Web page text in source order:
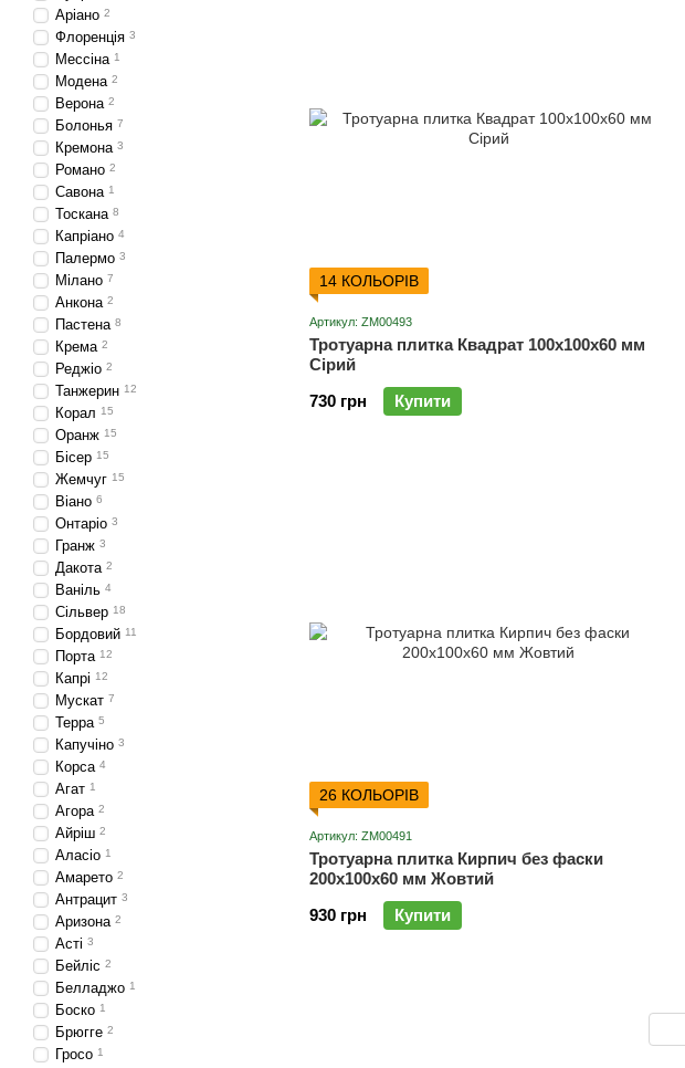
14 КОЛЬОРІВ
Артикул: ZM00493
Тротуарна плитка Квадрат 100х100х60 мм
Сірий
730 грн
Купити
26 КОЛЬОРІВ
Артикул: ZM00491
Тротуарна плитка Кирпич без фаски
200х100х60 мм Жовтий
930 грн
Купити
Аріано 2
Флоренція 3
Мессіна 1
Модена 2
Верона 2
Болонья 7
Кремона 3
Романо 2
Савона 1
Тоскана 8
Капріано 4
Палермо 3
Мілано 7
Анкона 2
Пастена 8
Крема 2
Реджіо 2
Танжерин 12
Корал 15
Оранж 15
Бісер 15
Жемчуг 15
Віано 6
Онтаріо 3
Гранж 3
Дакота 2
Ваніль 4
Сільвер 18
Бордовий 11
Порта 12
Капрі 12
Мускат 7
Терра 5
Капучіно 3
Корса 4
Агат 1
Агора 2
Айріш 2
Аласіо 1
Амарето 2
Антрацит 3
Аризона 2
Асті 3
Бейліс 2
Белладжо 1
Боско 1
Брюгге 2
Гросо 1